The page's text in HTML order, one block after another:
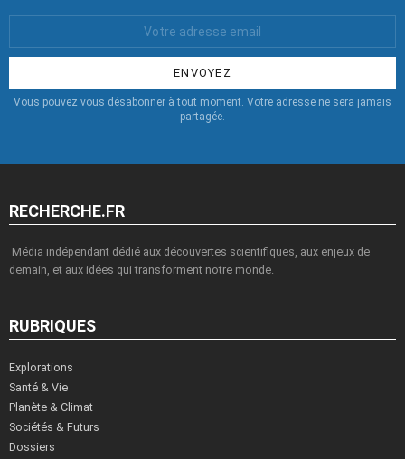
:
Vous pouvez vous désabonner à tout moment. Votre adresse ne sera jamais
partagée.
RECHERCHE.FR
Média indépendant dédié aux découvertes scientifiques, aux enjeux de
demain, et aux idées qui transforment notre monde.
RUBRIQUES
Explorations
Santé & Vie
Planète & Climat
Sociétés & Futurs
Dossiers